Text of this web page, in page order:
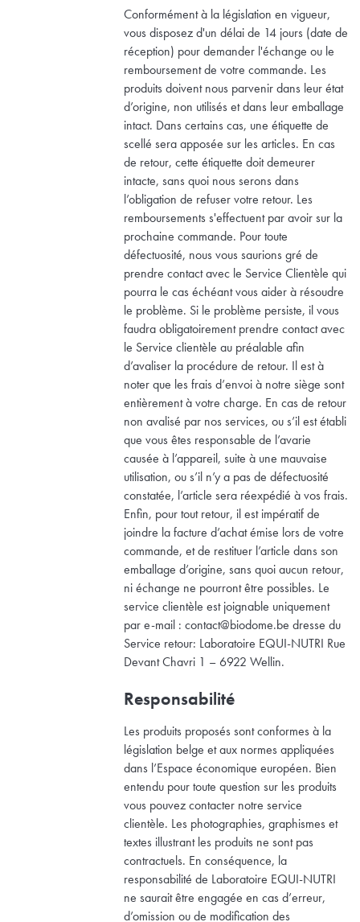
Conformément à la législation en vigueur,
vous disposez d'un délai de 14 jours (date de
réception) pour demander l'échange ou le
remboursement de votre commande. Les
produits doivent nous parvenir dans leur état
d’origine, non utilisés et dans leur emballage
intact. Dans certains cas, une étiquette de
scellé sera apposée sur les articles. En cas
de retour, cette étiquette doit demeurer
intacte, sans quoi nous serons dans
l’obligation de refuser votre retour. Les
remboursements s'effectuent par avoir sur la
prochaine commande. Pour toute
défectuosité, nous vous saurions gré de
prendre contact avec le Service Clientèle qui
pourra le cas échéant vous aider à résoudre
le problème. Si le problème persiste, il vous
faudra obligatoirement prendre contact avec
le Service clientèle au préalable afin
d’avaliser la procédure de retour. Il est à
noter que les frais d’envoi à notre siège sont
entièrement à votre charge. En cas de retour
non avalisé par nos services, ou s’il est établi
que vous êtes responsable de l’avarie
causée à l’appareil, suite à une mauvaise
utilisation, ou s’il n’y a pas de défectuosité
constatée, l’article sera réexpédié à vos frais.
Enfin, pour tout retour, il est impératif de
joindre la facture d’achat émise lors de votre
commande, et de restituer l’article dans son
emballage d’origine, sans quoi aucun retour,
ni échange ne pourront être possibles. Le
service clientèle est joignable uniquement
par e-mail : contact@biodome.be dresse du
Service retour: Laboratoire EQUI-NUTRI Rue
Devant Chavri 1 – 6922 Wellin.
Responsabilité
Les produits proposés sont conformes à la
législation belge et aux normes appliquées
dans l’Espace économique européen. Bien
entendu pour toute question sur les produits
vous pouvez contacter notre service
clientèle. Les photographies, graphismes et
textes illustrant les produits ne sont pas
contractuels. En conséquence, la
responsabilité de Laboratoire EQUI-NUTRI
ne saurait être engagée en cas d’erreur,
d’omission ou de modification des